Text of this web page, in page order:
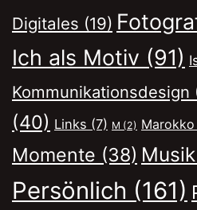
Digitales (19)
Ich als Motiv (91)
Kommunikationsdesign
(40) Links (7) M (2) Marokko
Momente (38) Musik
Persönlich (161)